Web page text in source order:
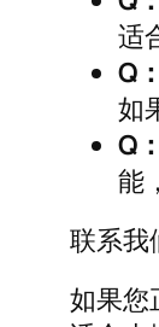
适
Q
如
Q
能
联系我
如果您